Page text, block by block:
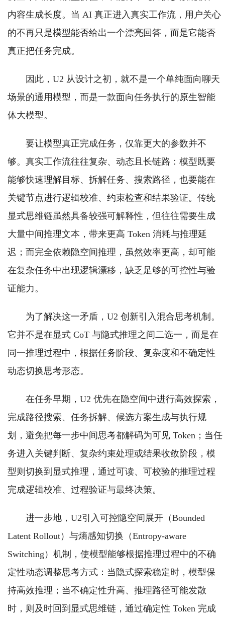
内容生成长度。当 AI 真正进入真实工作流，用户关心
的不再只是模型能否给出一个漂亮回答，而是它能否
真正把任务完成。
因此，U2 从设计之初，就不是一个单纯面向聊天
场景的通用模型，而是一款面向任务执行的原生智能
体大模型。
要让模型真正完成任务，仅靠更大的参数并不
够。真实工作流往往复杂、动态且长链路：模型既要
能够快速理解目标、拆解任务、搜索路径，也要能在
关键节点进行逻辑校准、约束检查和结果验证。传统
显式思维链虽然具备较强可解释性，但往往需要生成
大量中间推理文本，带来更高 Token 消耗与推理延
迟；而完全依赖隐空间推理，虽然效率更高，却可能
在复杂任务中出现逻辑漂移，缺乏足够的可控性与验
证能力。
为了解决这一矛盾，U2 创新引入混合思考机制。
它并不是在显式 CoT 与隐式推理之间二选一，而是在
同一推理过程中，根据任务阶段、复杂度和不确定性
动态切换思考形态。
在任务早期，U2 优先在隐空间中进行高效探索，
完成路径搜索、任务拆解、候选方案生成与执行规
划，避免把每一步中间思考都解码为可见 Token；当任
务进入关键判断、复杂约束处理或结果收敛阶段，模
型则切换到显式推理，通过可读、可校验的推理过程
完成逻辑校准、过程验证与最终决策。
进一步地，U2引入可控隐空间展开（Bounded
Latent Rollout）与熵感知切换（Entropy-aware
Switching）机制，使模型能够根据推理过程中的不确
定性动态调整思考方式：当隐式探索稳定时，模型保
持高效推理；当不确定性升高、推理路径可能发散
时，则及时回到显式思维链，通过确定性 Token 完成